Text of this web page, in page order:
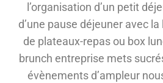
l’organisation d’un petit
d’une pause déjeuner avec
de plateaux-repas ou box
brunch entreprise mets
évènements d’ampleur